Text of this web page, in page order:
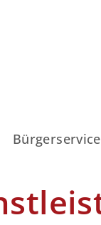
Bürgerservice